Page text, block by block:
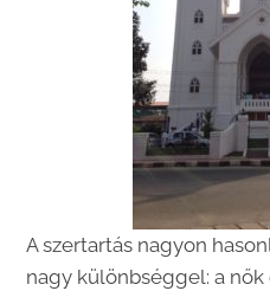
A szertartás nagyon
nagy különbséggel: a nők